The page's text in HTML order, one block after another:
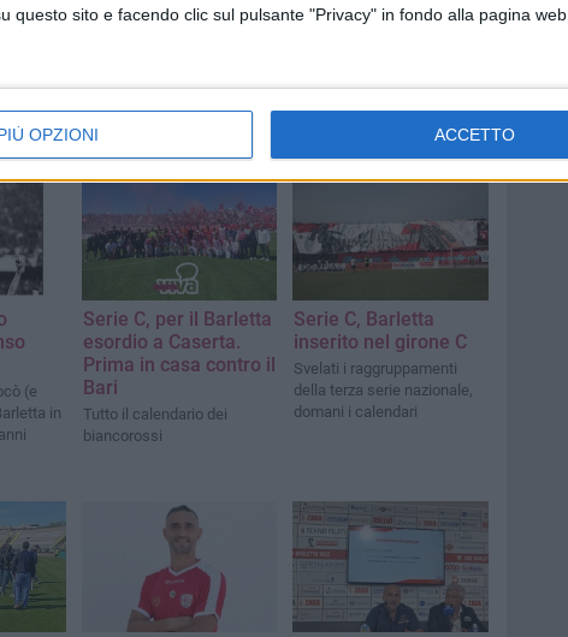
questo sito e facendo clic sul pulsante "Privacy" in fondo alla pagina web.
OPZIONI ACCETTO
(e
in
Serie C, per il Barletta
esordio a Caserta.
Prima in casa contro il
Bari
Tutto il calendario dei
biancorossi
Serie C, Barletta
inserito nel girone C
Svelati i raggruppamenti
della terza serie nazionale,
domani i calendari